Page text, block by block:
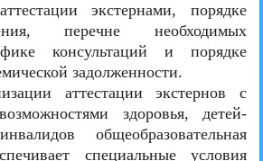
экстернами, порядке
перечне необходимых
консультаций и порядке
задолженности.
аттестации экстернов с
здоровья, детей-
общеобразовательная
специальные условия